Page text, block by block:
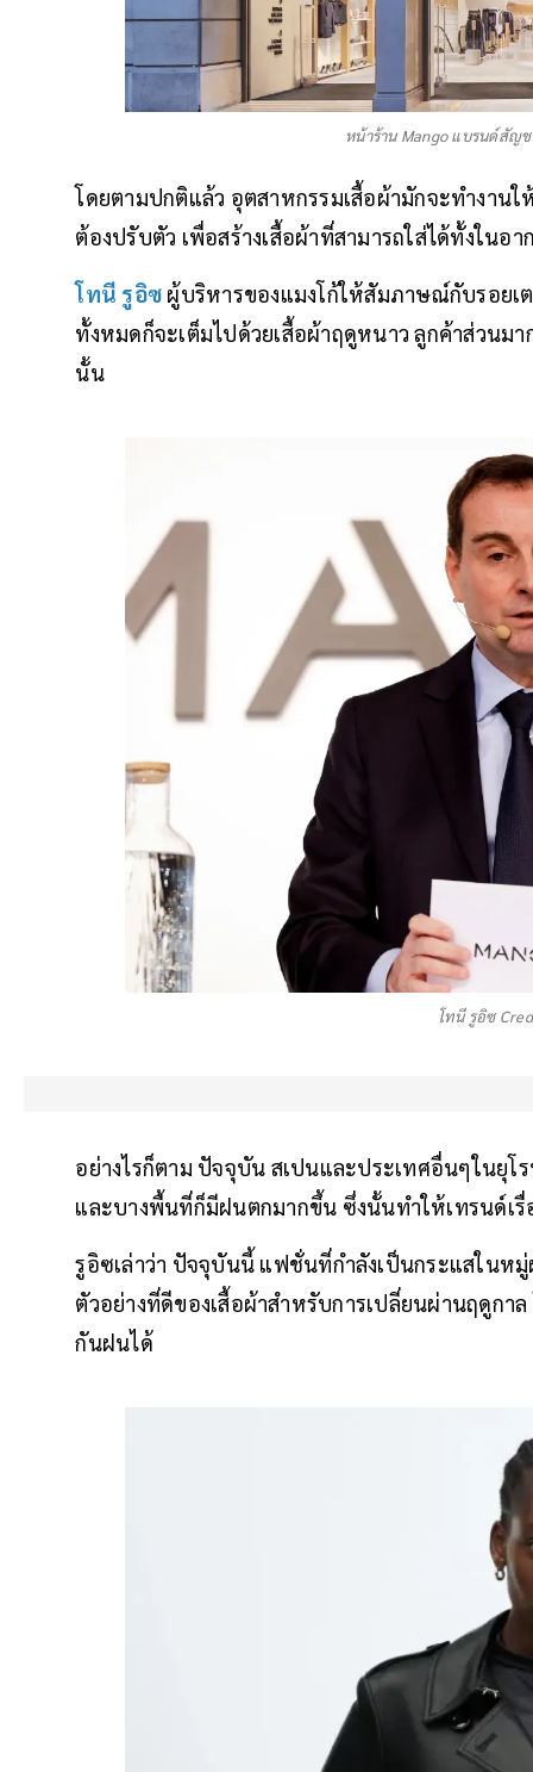
หน้าร้าน Mango แบรนด์สัญ
โดยตามปกติแล้ว อุตสาหกรรมเสื้อผ้ามักจะทำงาน
ต้องปรับตัว เพื่อสร้างเสื้อผ้าที่สามารถใส่ได้ทั้งในอ
โทนี รูอิซ ผู้บริหารของแมงโก้ให้สัมภาษณ์กับรอย
ทั้งหมดก็จะเต็มไปด้วยเสื้อผ้าฤดูหนาว ลูกค้าส่วนมา
นั้น
โทนี รูอิซ
อย่างไรก็ตาม ปัจจุบัน สเปนและประเทศอื่นๆในยุ
และบางพื้นที่ก็มีฝนตกมากขึ้น ซึ่งนั้นทำให้เทรนด์เรื่
รูอิซเล่าว่า ปัจจุบันนี้ แฟชั่นที่กำลังเป็นกระแสในห
ตัวอย่างที่ดีของเสื้อผ้าสำหรับการเปลี่ยนผ่านฤดูก
กันฝนได้